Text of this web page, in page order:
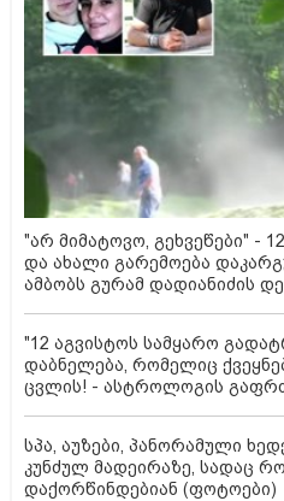
"არ მიმატოვო, გეხვეწები" -
და ახალი გარემოება
ამბობს გურამ დადიანიძის
"12 აგვისტოს სამყარო
დაბნელება, რომელიც
ცვლის! - ასტროლოგის
სპა, აუზები, პანორამული
კუნძულ მადეირაზე, სადაც
დაქორწინდებიან (ფოტოები)